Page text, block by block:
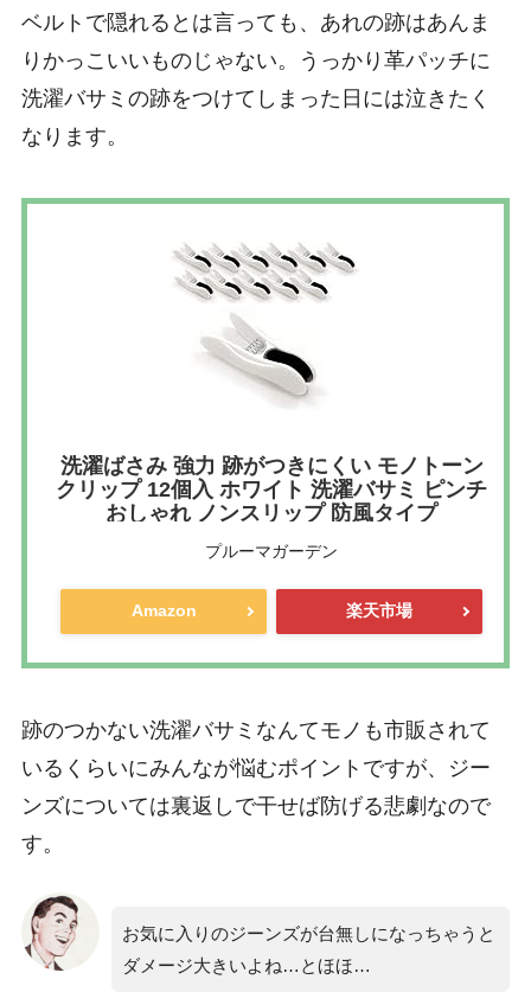
ベルトで隠れるとは言っても、あれの跡はあんま
りかっこいいものじゃない。うっかり革パッチに
洗濯バサミの跡をつけてしまった日には泣きたく
なります。
洗濯ばさみ 強力 跡がつきにくい モノトーン
クリップ 12個入 ホワイト 洗濯バサミ ピンチ
おしゃれ ノンスリップ 防風タイプ
プルーマガーデン
Amazon 楽天市場
跡のつかない洗濯バサミなんてモノも市販されて
いるくらいにみんなが悩むポイントですが、ジー
ンズについては裏返しで干せば防げる悲劇なので
す。
お気に入りのジーンズが台無しになっちゃうと
ダメージ大きいよね…とほほ…